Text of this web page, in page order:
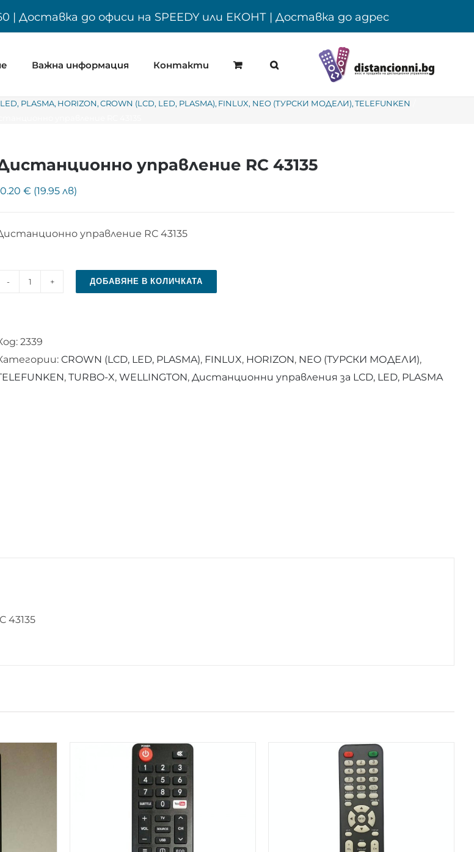
| Доставка до офиси на SPEEDY или ЕКОНТ | Доставка до адрес
Важна информация Контакти
PLASMA HORIZON CROWN (LCD, LED, PLASMA) FINLUX NEO (ТУРСКИ МОДЕЛИ) TELEFUNKEN
управление RC 43135
€ (19.95 лв)
управление RC 43135
количество
управление
RC
43135
ДОБАВЯНЕ В КОЛИЧКАТА
2339
CROWN (LCD, LED, PLASMA), FINLUX, HORIZON, NEO (ТУРСКИ МОДЕЛИ),
, TURBO-X, WELLINGTON, Дистанционни управления за LCD, LED, PLASMA
43135